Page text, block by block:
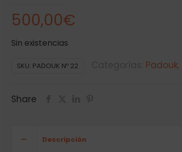
500,00€
Sin existencias
SKU: PADOUK Nº 22 Padouk
Share
Descripción